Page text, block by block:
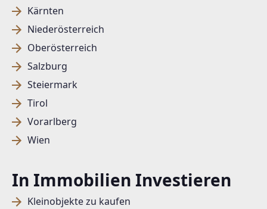
Kärnten
Niederösterreich
Oberösterreich
Salzburg
Steiermark
Tirol
Vorarlberg
Wien
In Immobilien Investieren
Kleinobjekte zu kaufen